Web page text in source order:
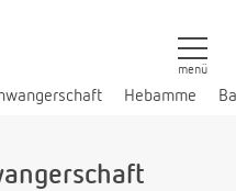
Hebamme
menü